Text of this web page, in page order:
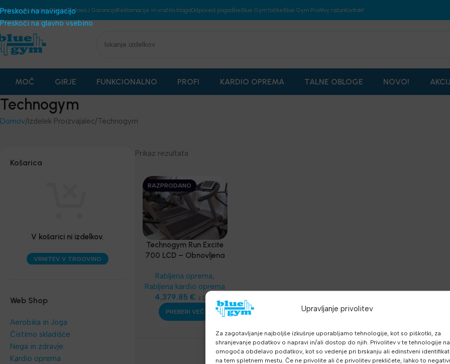
Upravljanje privolitev
Za zagotavljanje najboljše izkušnje uporabljamo tehnologije, kot so piškotki, za
shranjevanje podatkov o napravi in/ali dostop do njih. Privolitev v te tehnologije
omogoča obdelavo podatkov, kot so vedenje pri brskanju ali edinstveni
na tem spletnem mestu. Če ne privolite ali če privolitev prekličete, lahko to
Preskoči na navigacijo
Preskoči na glavno vsebino
pogojiNačini PlačilaDostava / GarancijaReklamacije in vračila blagaOdpoved pogodbeBlue Gym točkeBlue Gym ProMoj računKontakt
MOČ GIRJE FUNKCIONALNO PROFI KARDIO OPREMA TALNE OBLOGE NOVO!
Technogym
Domov Izdelek Proizvajalec Technogym
Košarica
V košarici ni izdelkov.
VRNITEV V TRGOVINO
Web Shop
Aerobika in Joga
Čistimo skladišče
Nega in zdravje
Kardio oprema
Prikaz rezultata
RAZPRODANO
Technogym Run Excite
700 LCD – Obnovljena
Steza
Rabljena oprema,
Rabljena kardio oprema
4,379.85 € z DDV
PREBERI VEČ